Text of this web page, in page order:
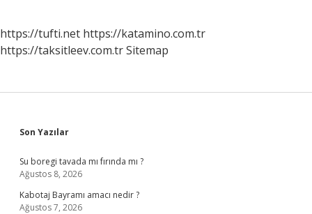
https://tufti.net https://katamino.com.tr
https://taksitleev.com.trSitemap
Sidebar
Son Yazılar
Su boregi tavada mı fırında mı ?
Ağustos 8, 2026
Kabotaj Bayramı amacı nedir ?
Ağustos 7, 2026